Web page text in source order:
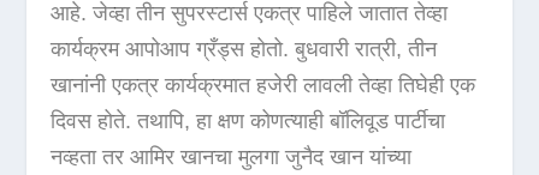
आहे. जेव्हा तीन सुपरस्टार्स एकत्र पाहिले जातात तेव्हा
कार्यक्रम आपोआप ग्रँड्स होतो. बुधवारी रात्री, तीन
खानांनी एकत्र कार्यक्रमात हजेरी लावली तेव्हा तिघेही एक
दिवस होते. तथापि, हा क्षण कोणत्याही बॉलिवूड पार्टीचा
नव्हता तर आमिर खानचा मुलगा जुनैद खान यांच्या